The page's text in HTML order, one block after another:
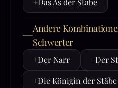
+Das As der Stäbe
Andere
Schwerter
+Der Narr +Der
+Die Königin der Stäbe